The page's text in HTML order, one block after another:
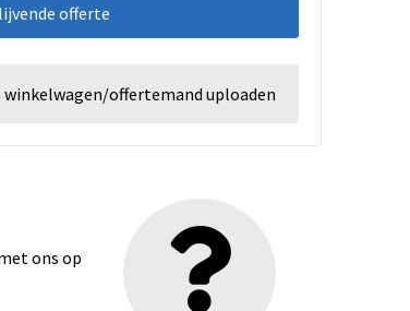
offerte
winkelwagen/offertemand uploaden
ons op